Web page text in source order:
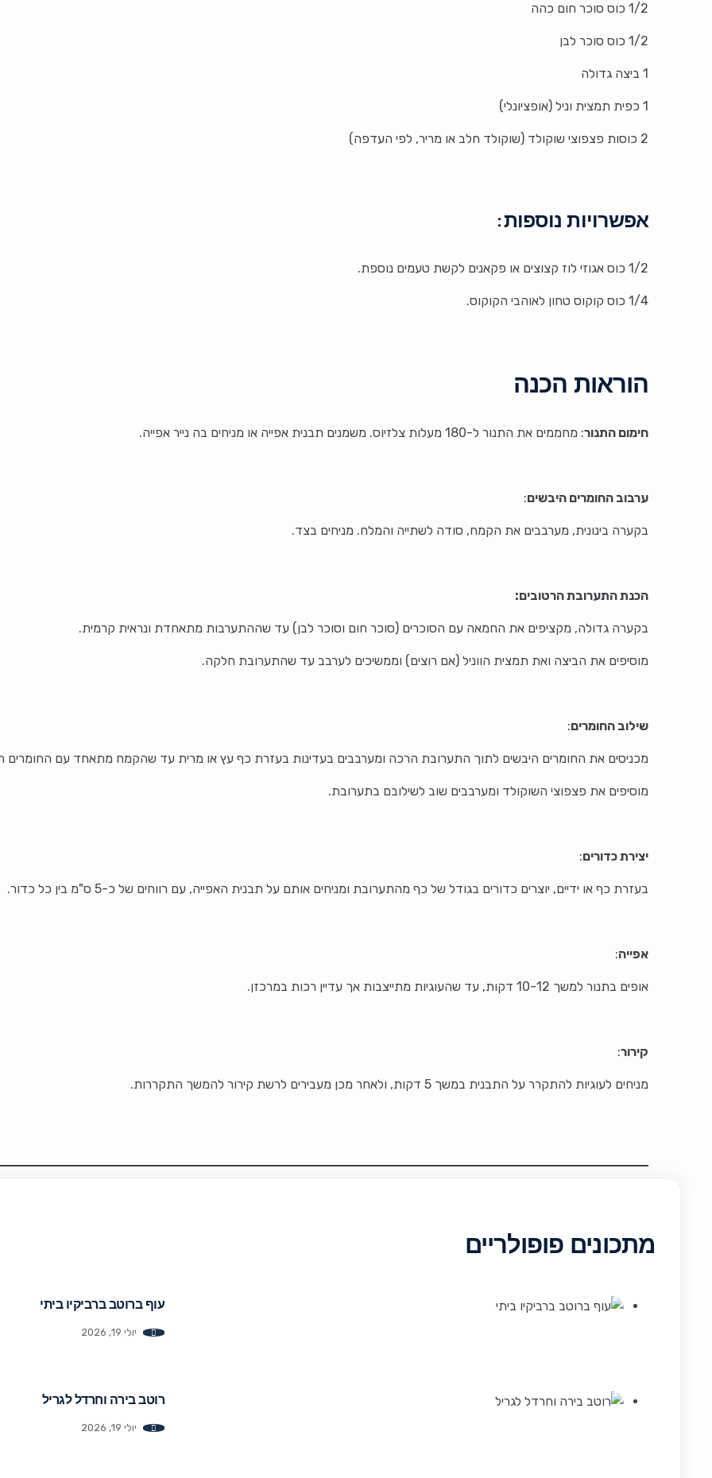
1/2 כוס סוכר חום כהה
1/2 כוס סוכר לבן
1 ביצה גדולה
1 כפית תמצית וניל (אופציונלי)
2 כוסות פצפוצי שוקולד (שוקולד חלב או מריר, לפי העדפה)
אפשרויות נוספות:
1/2 כוס אגוזי לוז קצוצים או פקאנים לקשת טעמים נוספת.
1/4 כוס קוקוס טחון לאוהבי הקוקוס.
הוראות הכנה
חימום התנור: מחממים את התנור ל-180 מעלות צלזיוס. משמנים תבנית אפייה או מניחים בה נייר אפייה.
ערבוב החומרים היבשים:
בקערה בינונית, מערבבים את הקמח, סודה לשתייה והמלח. מניחים בצד.
הכנת התערובת הרטובים:
בקערה גדולה, מקציפים את החמאה עם הסוכרים (סוכר חום וסוכר לבן) עד שההתערבות מתאחדת ונראית קרמית.
מוסיפים את הביצה ואת תמצית הווניל (אם רוצים) וממשיכים לערבב עד שהתערובת חלקה.
שילוב החומרים:
מכניסים את החומרים היבשים לתוך התערובת הרכה ומערבבים בעדינות בעזרת כף עץ או מרית עד שהקמח מתאחד עם החומרים
מוסיפים את פצפוצי השוקולד ומערבבים שוב לשילובם בתערובת.
יצירת כדורים:
בעזרת כף או ידיים, יוצרים כדורים בגודל של כף מהתערובת ומניחים אותם על תבנית האפייה, עם רווחים של כ-5 ס"מ בין כל כדור.
אפייה:
אופים בתנור למשך 10-12 דקות, עד שהעוגיות מתייצבות אך עדיין רכות במרכזן.
קירור:
מניחים לעוגיות להתקרר על התבנית במשך 5 דקות, ולאחר מכן מעבירים לרשת קירור להמשך התקררות.
מתכונים פופולריים
עוף ברוטב ברביקיו ביתי
יולי 19, 2026
רוטב בירה וחרדל לגריל
יולי 19, 2026